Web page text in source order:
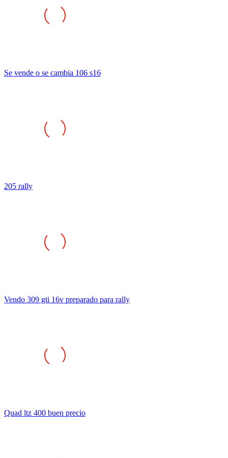
Se vende o se cambia 106 s16
205 rally
Vendo 309 gti 16v preparado para rally
Quad ltz 400 buen precio